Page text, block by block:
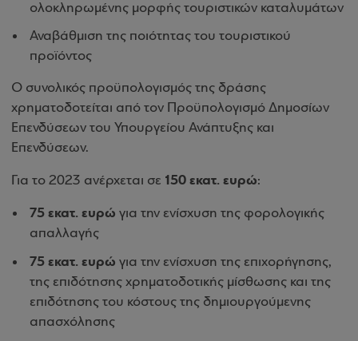
ολοκληρωμένης μορφής τουριστικών καταλυμάτων
Αναβάθμιση της ποιότητας του τουριστικού
προϊόντος
Ο συνολικός προϋπολογισμός της δράσης
χρηματοδοτείται από τον Προϋπολογισμό Δημοσίων
Επενδύσεων του Υπουργείου Ανάπτυξης και
Επενδύσεων.
Για το 2023 ανέρχεται σε 150 εκατ. ευρώ:
75 εκατ. ευρώ για την ενίσχυση της φορολογικής
απαλλαγής
75 εκατ. ευρώ για την ενίσχυση της επιχορήγησης,
της επιδότησης χρηματοδοτικής μίσθωσης και της
επιδότησης του κόστους της δημιουργούμενης
απασχόλησης